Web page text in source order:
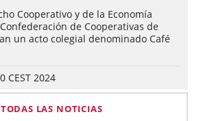
Cooperativo y de la Economía
de Cooperativas de
un acto colegial denominado Café
CEST 2024
LAS NOTICIAS